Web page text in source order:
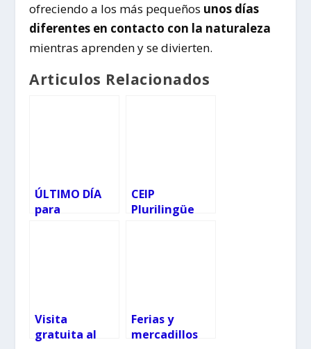
ofreciendo a los más pequeños unos días
diferentes en contacto con la naturaleza
mientras aprenden y se divierten.
Articulos Relacionados
ÚLTIMO DÍA
para
CEIP
Plurilingüe
Visita
gratuita al
Ferias y
mercadillos